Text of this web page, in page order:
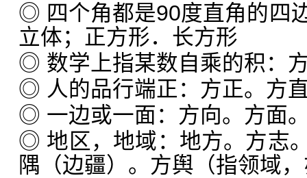
◎ 四个角都是90度直角的四
立体；正方形．长方形
◎ 数学上指某数自乘的积：
◎ 人的品行端正：方正。方
◎ 一边或一面：方向。方面
◎ 地区，地域：地方。方志
隅（边疆）。方舆（指领域